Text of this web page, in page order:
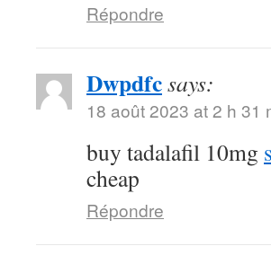
Répondre
Dwpdfcsays:
18 août 2023 at 2 h 31
buy tadalafil 10mg
cheap
Répondre